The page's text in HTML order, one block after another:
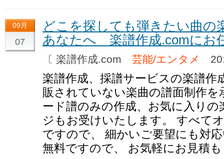
09月
07
どこを探しても弾きたい曲
あなたへ 楽譜作成.comにお
〔 楽譜作成.com 芸能/エンタメ
楽譜作成、採譜サービスの楽譜作
販されていない楽曲の譜面制作
ード譜のみの作成、お気に入り
ジもお受けいたします。 すべて
ですので、 細かいご要望にも対
無料ですので、 お気軽にお見積